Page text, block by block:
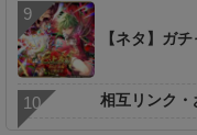
【ネタ】ガ
相互リンク・